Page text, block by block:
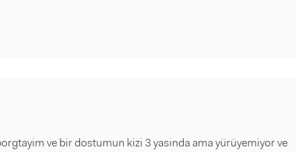
ve bir dostumun kizi 3 yasinda ama yürüyemiyor ve